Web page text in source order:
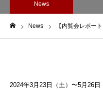
News
News 【内覧会レポート】君津市にて千葉県
2024年3月23日（土）〜5月26